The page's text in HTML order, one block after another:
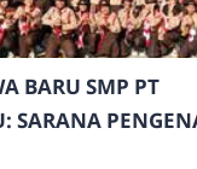
BARU SMP PT
SARANA
KARAKTER